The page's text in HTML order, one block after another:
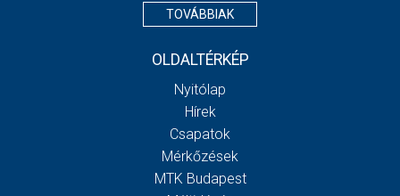
TOVÁBBIAK
OLDALTÉRKÉP
Nyitólap
Hírek
Csapatok
Mérkőzések
MTK Budapest